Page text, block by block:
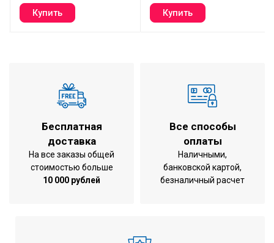
Бесплатная
доставка
На все заказы общей
стоимостью больше
10 000 рублей
Все способы
оплаты
Наличными,
банковской картой,
безналичный расчет